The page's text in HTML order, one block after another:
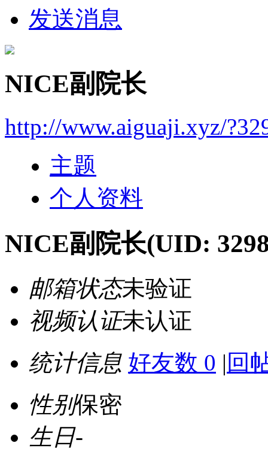
发送消息
NICE副院长
http://www.aiguaji.xyz/
主题
个人资料
NICE副院长(UID:
邮箱状态未验证
视频认证未认证
统计信息 好友数 0 | 回
性别保密
生日-